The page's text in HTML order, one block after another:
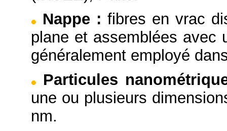
Nappe : fibres en vrac
plane et assemblées avec
généralement employé
Particules
une ou plusieurs
nm.